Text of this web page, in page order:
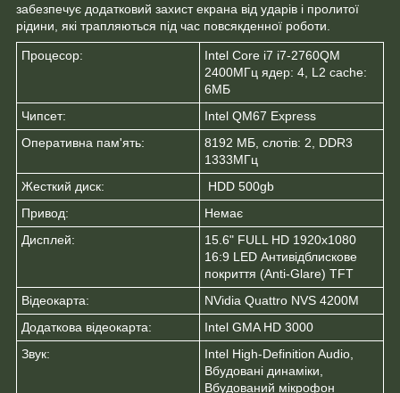
забезпечує додатковий захист екрана від ударів і пролитої
рідини, які трапляються під час повсякденної роботи.
Процесор:
Intel Core i7 i7-2760QM
2400МГц ядер: 4, L2 cache:
6МБ
Чипсет:
Intel QM67 Express
Оперативна пам'ять:
8192 МБ, слотів: 2, DDR3
1333МГц
Жесткий диск:
HDD 500gb
Привод:
Немає
Дисплей:
15.6" FULL HD 1920x1080
16:9 LED Антивідблискове
покриття (Anti-Glare) TFT
Відеокарта:
NVidia Quattro NVS 4200M
Додаткова відеокарта:
Intel GMA HD 3000
Звук:
Intel High-Definition Audio,
Вбудовані динаміки,
Вбудований мікрофон